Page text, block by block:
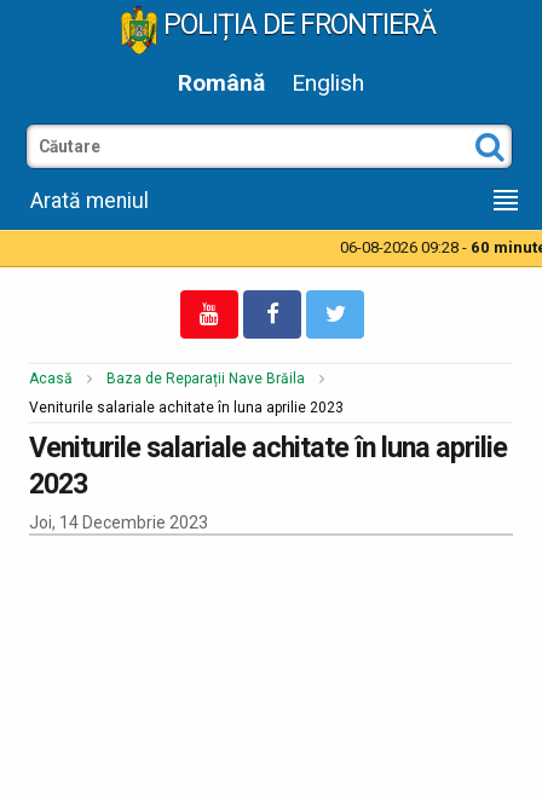
POLIȚIA DE FRONTIERĂ
Română English
Arată meniul
06-08-2026 09:28 - 60
Acasă
Baza de Reparații Nave Brăila
Veniturile salariale achitate în luna aprilie 2023
Veniturile salariale achitate în luna aprilie
2023
Joi, 14 Decembrie 2023